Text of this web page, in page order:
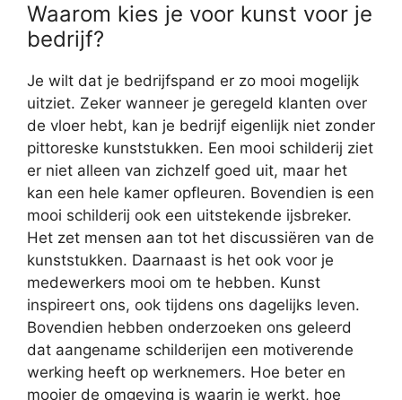
Waarom kies je voor kunst voor je
bedrijf?
Je wilt dat je bedrijfspand er zo mooi mogelijk
uitziet. Zeker wanneer je geregeld klanten over
de vloer hebt, kan je bedrijf eigenlijk niet zonder
pittoreske kunststukken. Een mooi schilderij ziet
er niet alleen van zichzelf goed uit, maar het
kan een hele kamer opfleuren. Bovendien is een
mooi schilderij ook een uitstekende ijsbreker.
Het zet mensen aan tot het discussiëren van de
kunststukken. Daarnaast is het ook voor je
medewerkers mooi om te hebben. Kunst
inspireert ons, ook tijdens ons dagelijks leven.
Bovendien hebben onderzoeken ons geleerd
dat aangename schilderijen een motiverende
werking heeft op werknemers. Hoe beter en
mooier de omgeving is waarin je werkt, hoe